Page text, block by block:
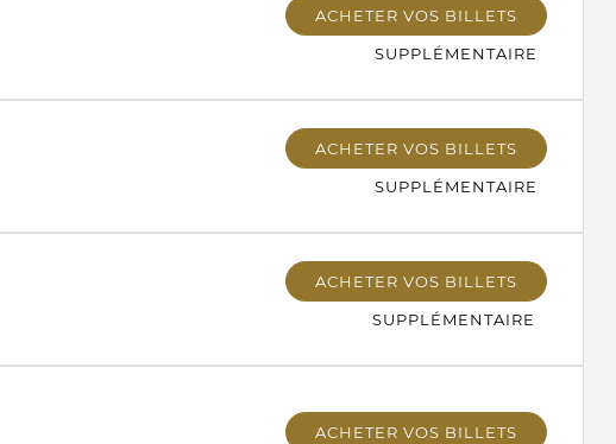
ACHETER VOS BILLETS
SUPPLÉMENTAIRE
ACHETER VOS BILLETS
SUPPLÉMENTAIRE
ACHETER VOS BILLETS
SUPPLÉMENTAIRE
ACHETER VOS BILLETS